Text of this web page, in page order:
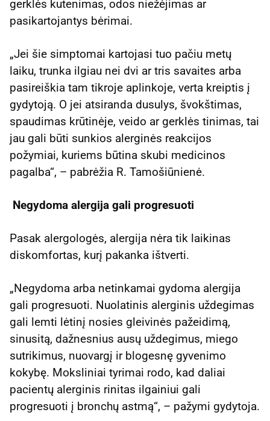
gerklės kutenimas, odos niežėjimas ar
pasikartojantys bėrimai.
„Jei šie simptomai kartojasi tuo pačiu metų
laiku, trunka ilgiau nei dvi ar tris savaites arba
pasireiškia tam tikroje aplinkoje, verta kreiptis į
gydytoją. O jei atsiranda dusulys, švokštimas,
spaudimas krūtinėje, veido ar gerklės tinimas, tai
jau gali būti sunkios alerginės reakcijos
požymiai, kuriems būtina skubi medicinos
pagalba“, – pabrėžia R. Tamošiūnienė.
Negydoma alergija gali progresuoti
Pasak alergologės, alergija nėra tik laikinas
diskomfortas, kurį pakanka ištverti.
„Negydoma arba netinkamai gydoma alergija
gali progresuoti. Nuolatinis alerginis uždegimas
gali lemti lėtinį nosies gleivinės pažeidimą,
sinusitą, dažnesnius ausų uždegimus, miego
sutrikimus, nuovargį ir blogesnę gyvenimo
kokybę. Moksliniai tyrimai rodo, kad daliai
pacientų alerginis rinitas ilgainiui gali
progresuoti į bronchų astmą“, – pažymi gydytoja.